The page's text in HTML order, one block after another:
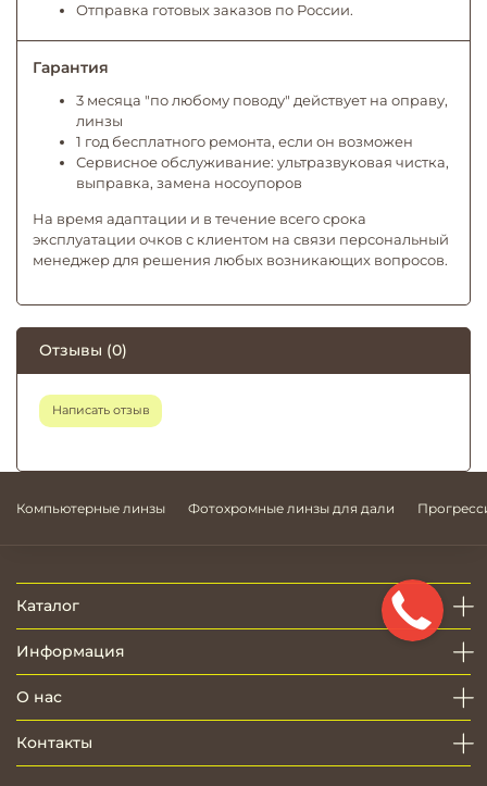
Отправка готовых заказов по России.
Гарантия
3 месяца "по любому поводу" действует на оправу,
линзы
1 год бесплатного ремонта, если он возможен
Сервисное обслуживание: ультразвуковая чистка,
выправка, замена носоупоров
На время адаптации и в течение всего срока
эксплуатации очков с клиентом на связи персональный
менеджер для решения любых возникающих вопросов.
Отзывы (0)
Написать отзыв
Компьютерные линзы Фотохромные линзы для дали
Каталог
Информация
О нас
Контакты